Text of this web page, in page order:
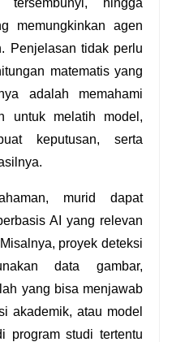
memungkinkan agen
Penjelasan tidak perlu
matematis yang
adalah memahami
untuk melatih model,
keputusan, serta
murid dapat
AI yang relevan
proyek deteksi
data gambar,
yang bisa menjawab
akademik, atau model
program studi tertentu